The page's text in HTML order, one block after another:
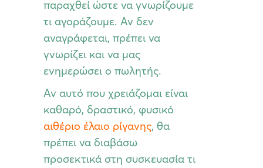
παραχθεί ώστε να γνωρίζουμε
τι αγοράζουμε. Αν δεν
αναγράφεται, πρέπει να
γνωρίζει και να μας
ενημερώσει ο πωλητής.
Αν αυτό που χρειάζομαι είναι
καθαρό, δραστικό, φυσικό
αιθέριο έλαιο ρίγανης, θα
πρέπει να διαβάσω
προσεκτικά στη συσκευασία τι